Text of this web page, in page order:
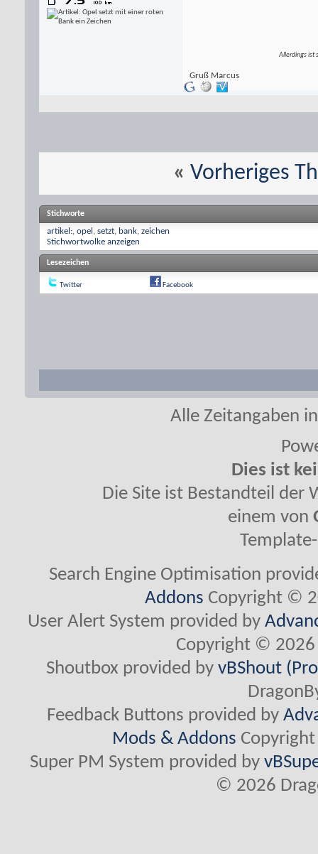
Allerdings ist
Gruß Marcus
« Vorheriges
Stichworte
artikel:, opel , setzt, bank, zeichen
Stichwortwolke anzeigen
Lesezeichen
Twitter Facebook
Alle Zeitangaben
Dies ist
Die Site ist Bestandteil der
einem von
Search Engine Optimisation
Addons Copyright ©
User Alert System provided by
Copyright © 2026
Shoutbox provided byvBShout
Feedback Buttons provided by
Mods & Addons
Super PM System provided by
© 2026